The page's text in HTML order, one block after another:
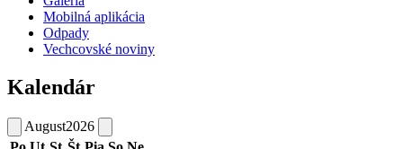
Mobilná aplikácia
Odpady
Vechcovské noviny
Kalendár
August2026